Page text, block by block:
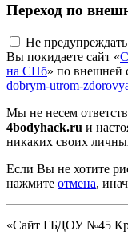
Переход по
Не
Вы покидаете сайт «
на СПб» по внешней
dobrym-utrom-
Мы не несем
4bodyhack.ru и
никаких своих
Если Вы не хотите
нажмите отмена,
«Сайт ГБДОУ №45